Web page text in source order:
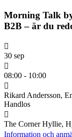
Morning Talk
B2B – är du
30 sep
08:00 - 10:00
Rikard Andersson,
Handlos
The Corner Hyllie,
Information och